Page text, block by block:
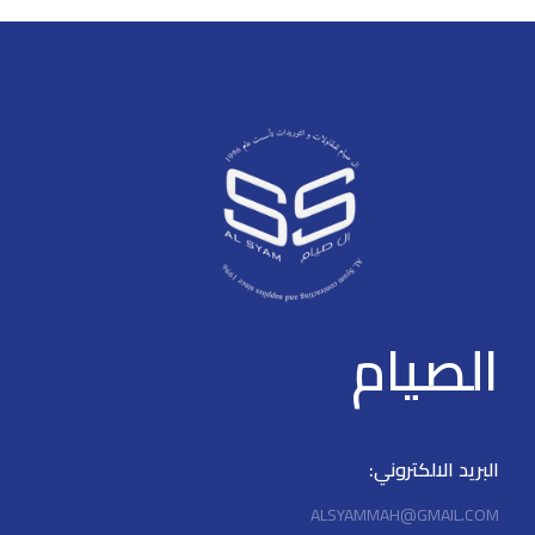
connection methods > 8 hours
Type-C and Bluetooth
الصيام
البريد الالكتروني:
ALSYAMMAH@GMAIL.COM